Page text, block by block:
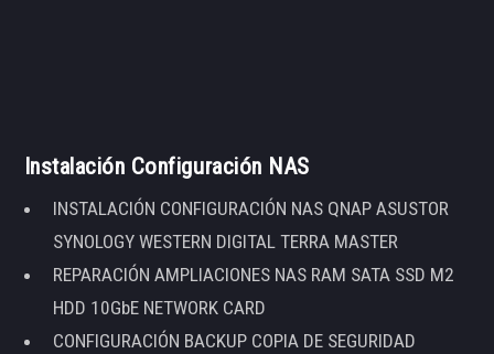
Instalación Configuración NAS
INSTALACIÓN CONFIGURACIÓN NAS QNAP ASUSTOR
SYNOLOGY WESTERN DIGITAL TERRA MASTER
REPARACIÓN AMPLIACIONES NAS RAM SATA SSD M2
HDD 10GbE NETWORK CARD
CONFIGURACIÓN BACKUP COPIA DE SEGURIDAD